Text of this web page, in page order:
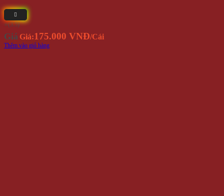
⭐(3.5)
Giá Giá:175.000 VNĐ/Cái
Thêm vào giỏ hàng